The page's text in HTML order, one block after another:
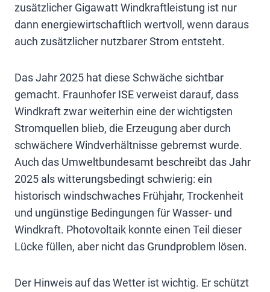
zusätzlicher Gigawatt Windkraftleistung ist nur
dann energiewirtschaftlich wertvoll, wenn daraus
auch zusätzlicher nutzbarer Strom entsteht.
Das Jahr 2025 hat diese Schwäche sichtbar
gemacht. Fraunhofer ISE verweist darauf, dass
Windkraft zwar weiterhin eine der wichtigsten
Stromquellen blieb, die Erzeugung aber durch
schwächere Windverhältnisse gebremst wurde.
Auch das Umweltbundesamt beschreibt das Jahr
2025 als witterungsbedingt schwierig: ein
historisch windschwaches Frühjahr, Trockenheit
und ungünstige Bedingungen für Wasser- und
Windkraft. Photovoltaik konnte einen Teil dieser
Lücke füllen, aber nicht das Grundproblem lösen.
Der Hinweis auf das Wetter ist wichtig. Er schützt